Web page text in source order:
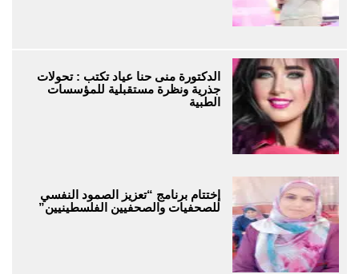
الدكتورة منى حنا عياد تكتب : تحولات
جذرية ونظرة مستقبلية للمؤسسات
الطبية
إختتام برنامج “تعزيز الصمود النفسي
للصحفيات والصحفيين الفلسطينيين”